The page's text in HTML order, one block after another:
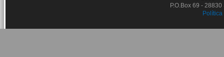
P.O.Box 69 -